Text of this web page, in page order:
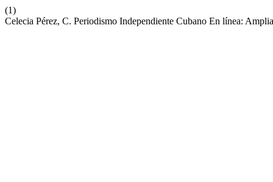
(1)
Celecia Pérez, C. Periodismo Independiente Cubano En línea: